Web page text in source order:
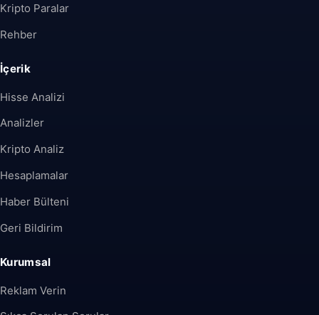
Kripto Paralar
Rehber
İçerik
Hisse Analizi
Analizler
Kripto Analiz
Hesaplamalar
Haber Bülteni
Geri Bildirim
Kurumsal
Reklam Verin